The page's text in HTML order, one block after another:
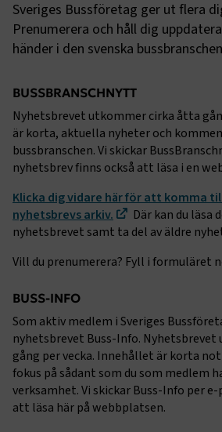
Sveriges Bussföretag ger ut flera
Prenumerera och håll dig
händer i den svenska
BUSSBRANSCHNYTT
Nyhetsbrevet utkommer cirka åtta
är korta, aktuella nyheter och
bussbranschen. Vi skickar
nyhetsbrev finns också att läsa i en
Klicka dig vidare här för att komma
nyhetsbrevs arkiv.
Där kan du läsa
nyhetsbrevet samt ta del av äldre
Vill du prenumerera? Fyll i formuläret
BUSS-INFO
Som aktiv medlem i Sveriges
nyhetsbrevet Buss-Info.
gång per vecka. Innehållet är korta
fokus på sådant som du som medlem
verksamhet. Vi skickar Buss-Info per
att läsa här på webbplatsen.